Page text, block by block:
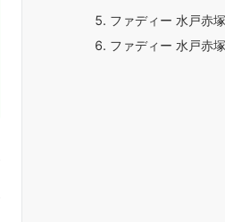
ファディー 水戸赤
ファディー 水戸赤